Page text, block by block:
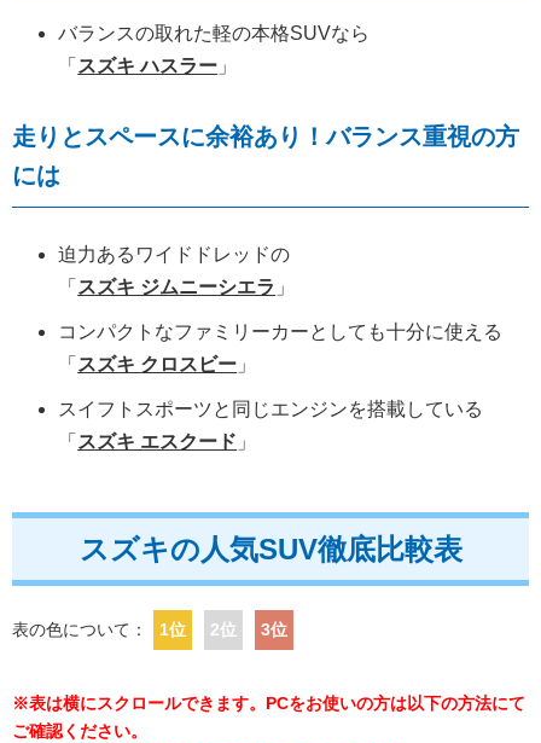
バランスの取れた軽の本格SUVなら
「 スズキ ハスラー 」
走りとスペースに余裕あり！バランス重視の方
には
迫力あるワイドドレッドの
「 スズキ ジムニーシエラ 」
コンパクトなファミリーカーとしても十分に使える
「 スズキ クロスビー 」
スイフトスポーツと同じエンジンを搭載している
「 スズキ エスクード 」
スズキの人気SUV徹底比較表
表の色について： 1位 2位 3位
※表は横にスクロールできます。PCをお使いの方は以下の方法にて
ご確認ください。